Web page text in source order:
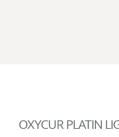
OXYCUR PLATIN